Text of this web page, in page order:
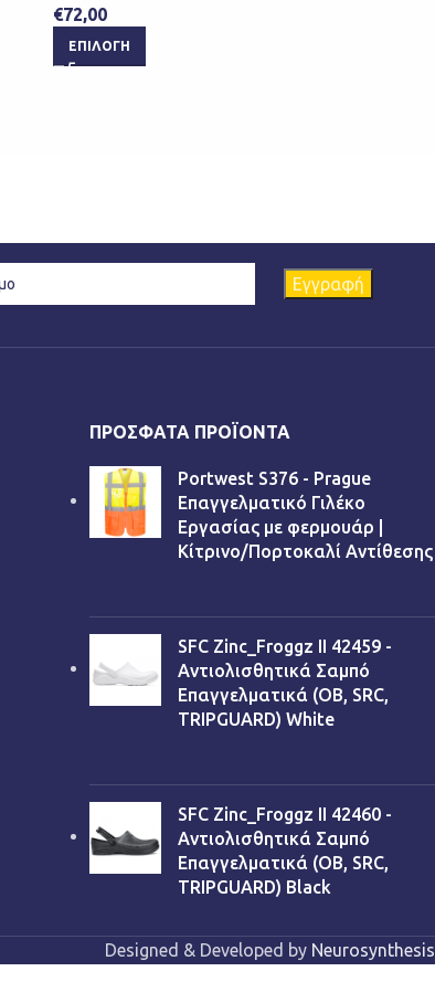
€72,00
ΕΠΙΛΟΓΉ
ΠΡΌΣΦΑΤΑ ΠΡΟΪΌΝΤΑ
Portwest S376 - Prague
Επαγγελματικό Γιλέκο
Εργασίας με φερμουάρ |
Κίτρινο/Πορτοκαλί Αντίθεσης
SFC Zinc_Froggz II 42459 -
Αντιολισθητικά Σαμπό
Επαγγελματικά (OB, SRC,
TRIPGUARD) White
SFC Zinc_Froggz II 42460 -
Αντιολισθητικά Σαμπό
Επαγγελματικά (OB, SRC,
TRIPGUARD) Black
Designed & Developed by Neurosynthesis